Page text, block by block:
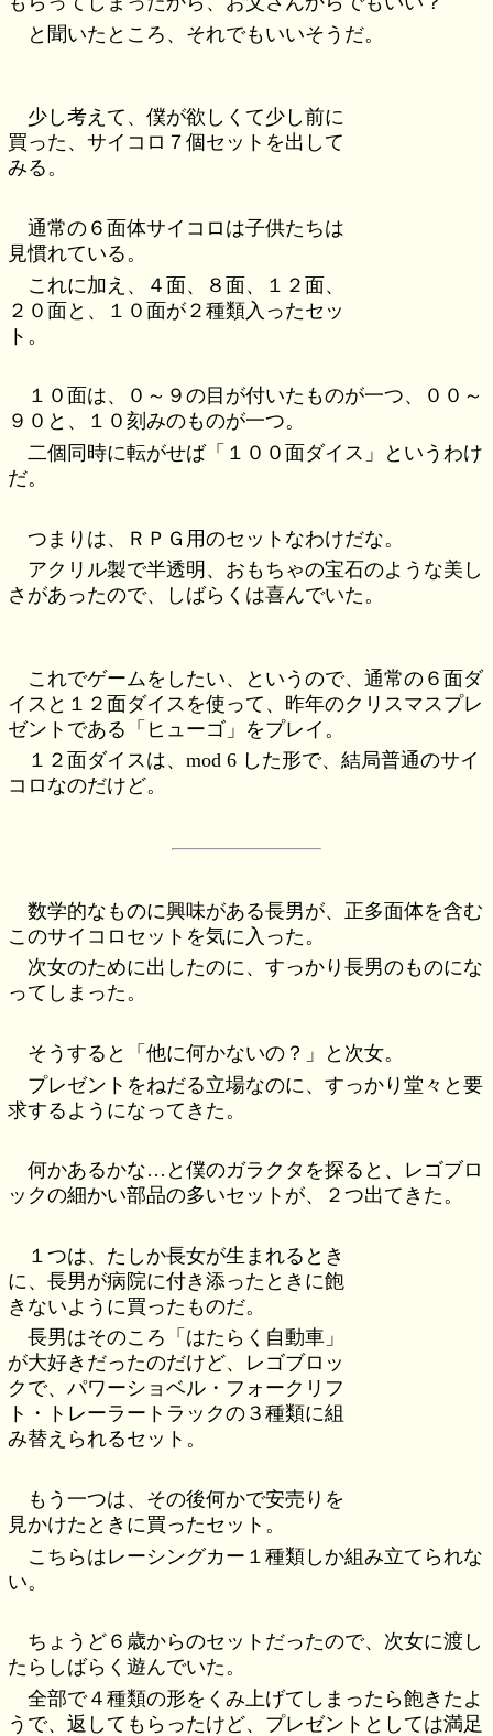
と聞いたところ、それでもいいそうだ。
少し考えて、僕が欲しくて少し前に
買った、サイコロ７個セットを出して
みる。
通常の６面体サイコロは子供たちは
見慣れている。
これに加え、４面、８面、１２面、
２０面と、１０面が２種類入ったセッ
ト。
１０面は、０～９の目が付いたものが一つ、００～
９０と、１０刻みのものが一つ。
二個同時に転がせば「１００面ダイス」というわけ
だ。
つまりは、ＲＰＧ用のセットなわけだな。
アクリル製で半透明、おもちゃの宝石のような美し
さがあったので、しばらくは喜んでいた。
これでゲームをしたい、というので、通常の６面ダ
イスと１２面ダイスを使って、昨年のクリスマスプレ
ゼントである「ヒューゴ」をプレイ。
１２面ダイスは、mod 6 した形で、結局普通のサイ
コロなのだけど。
数学的なものに興味がある長男が、正多面体を含む
このサイコロセットを気に入った。
次女のために出したのに、すっかり長男のものにな
ってしまった。
そうすると「他に何かないの？」と次女。
プレゼントをねだる立場なのに、すっかり堂々と要
求するようになってきた。
何かあるかな…と僕のガラクタを探ると、レゴブロ
ックの細かい部品の多いセットが、２つ出てきた。
１つは、たしか長女が生まれるとき
に、長男が病院に付き添ったときに飽
きないように買ったものだ。
長男はそのころ「はたらく自動車」
が大好きだったのだけど、レゴブロッ
クで、パワーショベル・フォークリフ
ト・トレーラートラックの３種類に組
み替えられるセット。
もう一つは、その後何かで安売りを
見かけたときに買ったセット。
こちらはレーシングカー１種類しか組み立てられな
い。
ちょうど６歳からのセットだったので、次女に渡し
たらしばらく遊んでいた。
全部で４種類の形をくみ上げてしまったら飽きたよ
うで、返してもらったけど、プレゼントとしては満足